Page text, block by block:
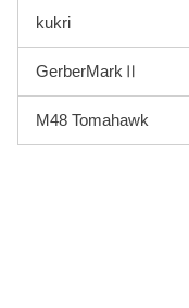
kukri
GerberMarkⅡ
M48 Tomahawk